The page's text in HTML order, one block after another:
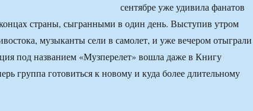
сентябре уже удивила фанатов
страны, сыгранными в один день. Выступив утром
музыканты сели в самолет, и уже вечером
под названием «Музперелет» вошла даже в Книгу
группа готовиться к новому и куда более длительному